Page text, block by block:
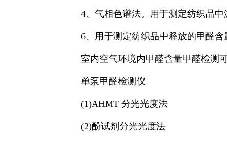
4、气相色谱法。用于测定纺织品中游
6、用于测定纺织品中释放的甲醛含
室内空气环境内甲醛含量甲醛检测可
单泵甲醛检测仪
(1)AHMT 分光光度法
(2)酚试剂分光光度法